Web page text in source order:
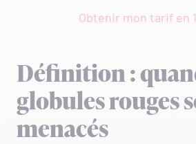
Obtenir mon tarif en
Définition :
globules rouges
menacés